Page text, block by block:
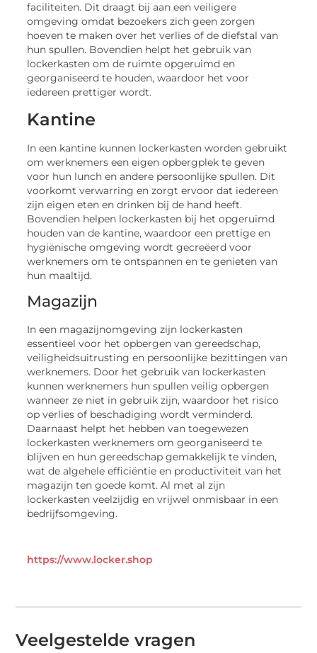
faciliteiten. Dit draagt bij aan een veiligere
omgeving omdat bezoekers zich geen zorgen
hoeven te maken over het verlies of de diefstal van
hun spullen. Bovendien helpt het gebruik van
lockerkasten om de ruimte opgeruimd en
georganiseerd te houden, waardoor het voor
iedereen prettiger wordt.
Kantine
In een kantine kunnen lockerkasten worden gebruikt
om werknemers een eigen opbergplek te geven
voor hun lunch en andere persoonlijke spullen. Dit
voorkomt verwarring en zorgt ervoor dat iedereen
zijn eigen eten en drinken bij de hand heeft.
Bovendien helpen lockerkasten bij het opgeruimd
houden van de kantine, waardoor een prettige en
hygiënische omgeving wordt gecreëerd voor
werknemers om te ontspannen en te genieten van
hun maaltijd.
Magazijn
In een magazijnomgeving zijn lockerkasten
essentieel voor het opbergen van gereedschap,
veiligheidsuitrusting en persoonlijke bezittingen van
werknemers. Door het gebruik van lockerkasten
kunnen werknemers hun spullen veilig opbergen
wanneer ze niet in gebruik zijn, waardoor het risico
op verlies of beschadiging wordt verminderd.
Daarnaast helpt het hebben van toegewezen
lockerkasten werknemers om georganiseerd te
blijven en hun gereedschap gemakkelijk te vinden,
wat de algehele efficiëntie en productiviteit van het
magazijn ten goede komt. Al met al zijn
lockerkasten veelzijdig en vrijwel onmisbaar in een
bedrijfsomgeving.
https://www.locker.shop
Veelgestelde vragen